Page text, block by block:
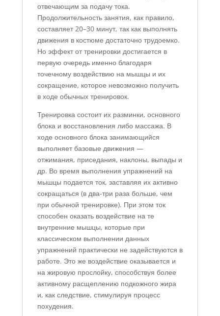
отвечающим за подачу тока.
Продолжительность занятия, как правило,
составляет 20–30 минут, так как выполнять
движения в костюме достаточно трудоемко.
Но эффект от тренировки достигается в
первую очередь именно благодаря
точечному воздействию на мышцы и их
сокращение, которое невозможно получить
в ходе обычных тренировок.
Тренировка состоит их разминки, основного
блока и восстановления либо массажа. В
ходе основного блока занимающийся
выполняет базовые движения —
отжимания, приседания, наклоны, выпады и
др. Во время выполнения упражнений на
мышцы подается ток, заставляя их активно
сокращаться (в два-три раза больше, чем
при обычной тренировке). При этом ток
способен оказать воздействие на те
внутренние мышцы, которые при
классическом выполнении данных
упражнений практически не задействуются в
работе. Это же воздействие оказывается и
на жировую прослойку, способствуя более
активному расщеплению подкожного жира
и, как следствие, стимулируя процесс
похудения.